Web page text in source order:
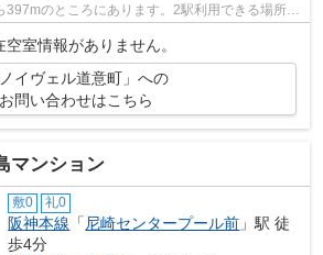
のところにあります。2駅利用できる場所に
い分けができ...
空室情報がありません。
ノイヴェル道意町」への
お問い合わせはこちら
マンション
敷0 礼0
阪神本線 「 尼崎センタープール前 」駅 徒
歩4分